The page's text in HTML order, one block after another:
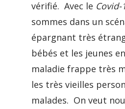
vérifié. Avec le Covid-
sommes dans un
épargnant très
bébés et les jeunes
maladie frappe très
les très vieilles
malades. On veut